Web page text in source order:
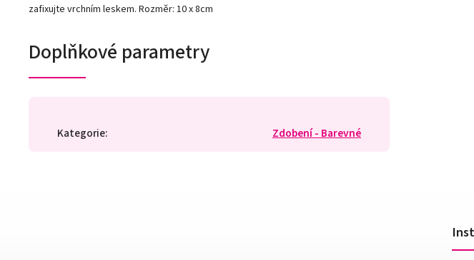
zafixujte vrchním leskem. Rozměr: 10 x 8cm
Doplňkové parametry
Kategorie: Zdobení - Barevné